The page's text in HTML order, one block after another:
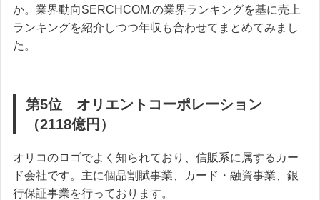
か。業界動向SERCHCOM.の業界ランキングを基に売上
ランキングを紹介しつつ年収も合わせてまとめてみまし
た。
第5位 オリエントコーポレーション
（2118億円）
オリコのロゴでよく知られており、信販系に属するカー
ド会社です。主に個品割賦事業、カード・融資事業、銀
行保証事業を行っております。